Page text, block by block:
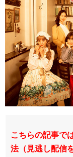
こちらの記事で
法（見逃し配信